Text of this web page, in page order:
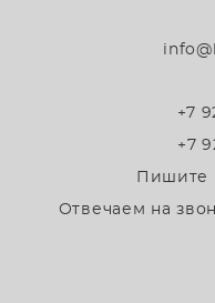
+7
+7
Пишите
Отвечаем на